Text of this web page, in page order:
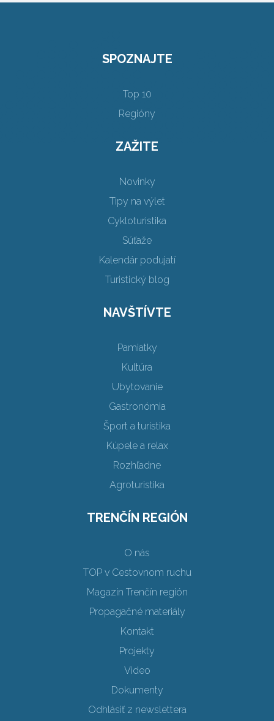
SPOZNAJTE
Top 10
Regióny
ZAŽITE
Novinky
Tipy na výlet
Cykloturistika
Súťaže
Kalendár podujatí
Turistický blog
NAVŠTÍVTE
Pamiatky
Kultúra
Ubytovanie
Gastronómia
Šport a turistika
Kúpele a relax
Rozhľadne
Agroturistika
TRENČÍN REGIÓN
O nás
TOP v Cestovnom ruchu
Magazín Trenčín región
Propagačné materiály
Kontakt
Projekty
Video
Dokumenty
Odhlásiť z newslettera